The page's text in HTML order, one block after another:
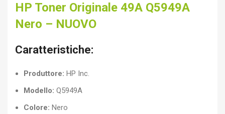
HP Toner Originale 49A Q5949A
Nero – NUOVO
Caratteristiche:
Produttore: HP Inc.
Modello: Q5949A
Colore: Nero